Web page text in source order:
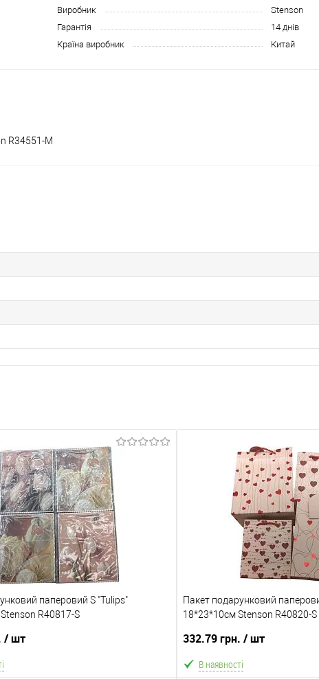
Виробник
Stenson
Гарантія
14 днів
Країна виробник
Китай
R34551-M
паперовий S "Tulips"
R40817-S
/ шт
Пакет подарунковий
18*23*10см Stenson R40820-S
332.79 грн. / шт
В наявності